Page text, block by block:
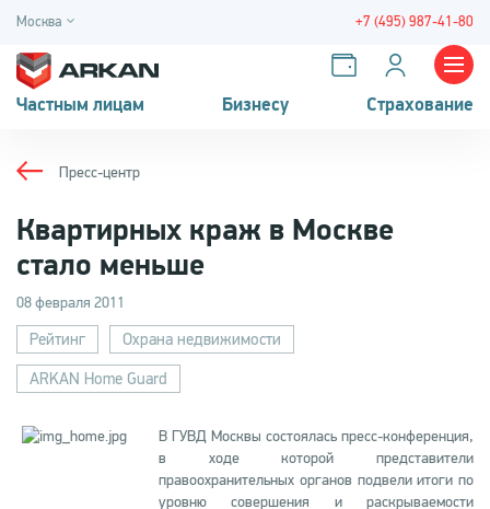
Москва +7 (495) 987-41-80
Частным лицам Бизнесу Страхование
Пресс-центр
Квартирных краж в Москве
стало меньше
08 февраля 2011
Рейтинг
Охрана недвижимости
ARKAN Home Guard
В ГУВД Москвы состоялась пресс-конференция,
в ходе которой представители
правоохранительных органов подвели итоги по
уровню совершения и раскрываемости